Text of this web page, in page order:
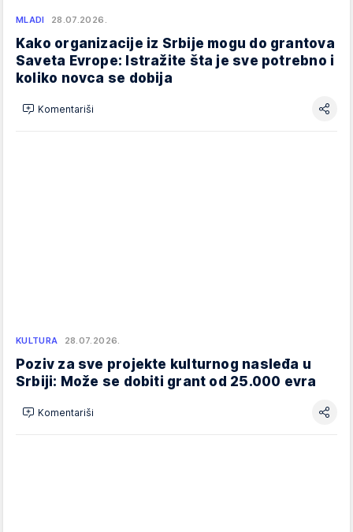
MLADI 28.07.2026.
Kako organizacije iz Srbije mogu do grantova
Saveta Evrope: Istražite šta je sve potrebno i
koliko novca se dobija
Komentariši
KULTURA 28.07.2026.
Poziv za sve projekte kulturnog nasleđa u
Srbiji: Može se dobiti grant od 25.000 evra
Komentariši